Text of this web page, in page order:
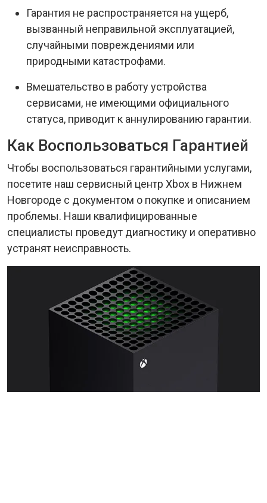
Гарантия не распространяется на ущерб,
вызванный неправильной эксплуатацией,
случайными повреждениями или
природными катастрофами.
Вмешательство в работу устройства
сервисами, не имеющими официального
статуса, приводит к аннулированию гарантии.
Как Воспользоваться Гарантией
Чтобы воспользоваться гарантийными услугами,
посетите наш сервисный центр Xbox в Нижнем
Новгороде с документом о покупке и описанием
проблемы. Наши квалифицированные
специалисты проведут диагностику и оперативно
устранят неисправность.